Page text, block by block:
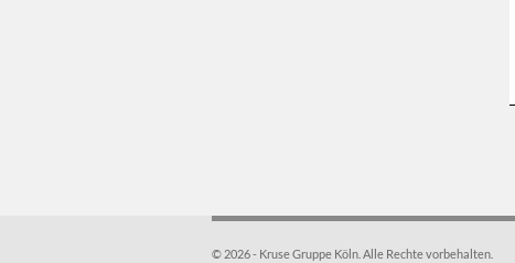
© 2026 - Kruse Gruppe Köln. Alle Rechte vorbehalten.